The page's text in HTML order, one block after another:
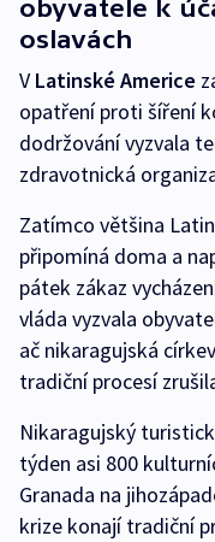
obyvatele k
oslavách
VLatinské Americe
opatření proti šíření
dodržování vyzvala
zdravotnická
Zatímco většina
připomíná doma a
pátek zákaz
vláda vyzvala
ač nikaragujská
tradiční procesí
Nikaragujský
týden asi 800
Granada na
krize konají tradiční